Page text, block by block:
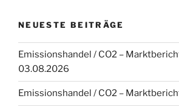
NEUESTE BEITRÄGE
Emissionshandel / CO2 –
03.08.2026
Emissionshandel / CO2 –